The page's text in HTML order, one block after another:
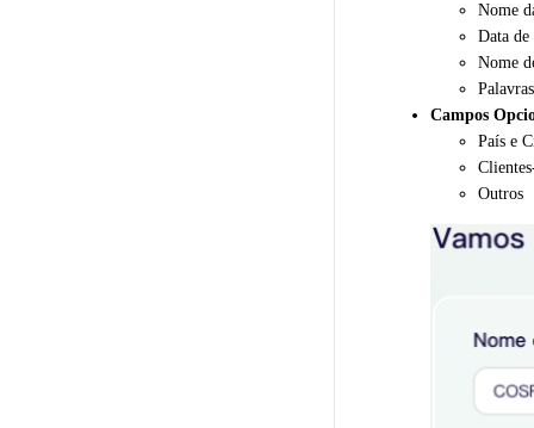
Nome
Data de
Nome
Campos
País e
Outros